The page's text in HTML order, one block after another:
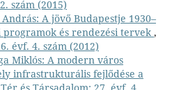
szám (2015)
András: A jövő Budapestje 1930–
programok és rendezési tervek ,
évf. 4. szám (2012)
Miklós: A modern város
infrastrukturális fejlődése a